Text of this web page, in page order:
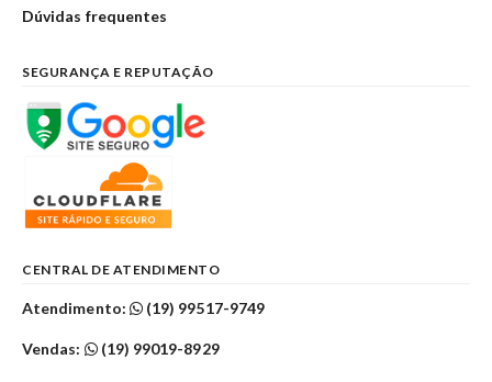
Dúvidas frequentes
SEGURANÇA E REPUTAÇÃO
CENTRAL DE ATENDIMENTO
Atendimento: (19) 99517-9749
Vendas: (19) 99019-8929